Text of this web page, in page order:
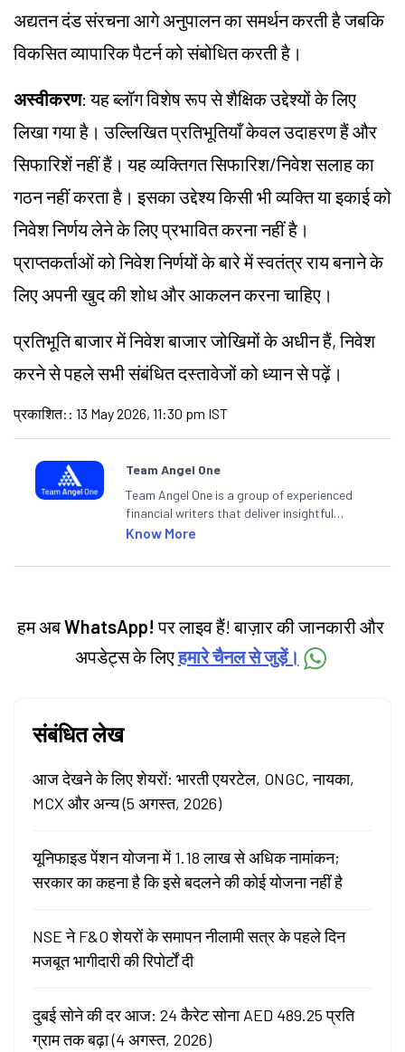
अद्यतन दंड संरचना आगे अनुपालन का समर्थन करती है जबकि
विकसित व्यापारिक पैटर्न को संबोधित करती है।
अस्वीकरण: यह ब्लॉग विशेष रूप से शैक्षिक उद्देश्यों के लिए
लिखा गया है। उल्लिखित प्रतिभूतियाँ केवल उदाहरण हैं और
सिफारिशें नहीं हैं। यह व्यक्तिगत सिफारिश/निवेश सलाह का
गठन नहीं करता है। इसका उद्देश्य किसी भी व्यक्ति या इकाई को
निवेश निर्णय लेने के लिए प्रभावित करना नहीं है।
प्राप्तकर्ताओं को निवेश निर्णयों के बारे में स्वतंत्र राय बनाने के
लिए अपनी खुद की शोध और आकलन करना चाहिए।
प्रतिभूति बाजार में निवेश बाजार जोखिमों के अधीन हैं, निवेश
करने से पहले सभी संबंधित दस्तावेजों को ध्यान से पढ़ें।
प्रकाशित: : 13 May 2026, 11:30 pm IST
Team Angel One
Team Angel One is a group of experienced
financial writers that deliver insightful
articles on the stock market, IPO, economy,
categories.
Know More
हम अबWhatsApp! पर लाइव हैं! बाज़ार की जानकारी और
अपडेट्स के लिएहमारे चैनल से जुड़ें।
संबंधित लेख
आज देखने के लिए शेयरों: भारती एयरटेल, ONGC, नायका,
MCX और अन्य (5 अगस्त, 2026)
यूनिफाइड पेंशन योजना में 1.18 लाख से अधिक नामांकन;
सरकार का कहना है कि इसे बदलने की कोई योजना नहीं है
NSE ने F&O शेयरों के समापन नीलामी सत्र के पहले दिन
मजबूत भागीदारी की रिपोर्टों दी
दुबई सोने की दर आज: 24 कैरेट सोना AED 489.25 प्रति
ग्राम तक बढ़ा (4 अगस्त, 2026)